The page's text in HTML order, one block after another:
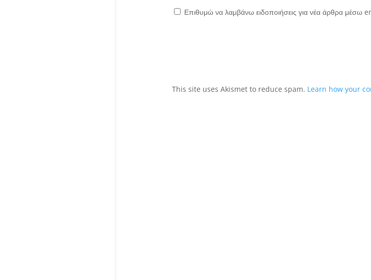
Επιθυμώ να λαμβάνω ειδοποιήσεις για νέα άρθρα μέσω
This site uses Akismet to reduce spam. Learn how your